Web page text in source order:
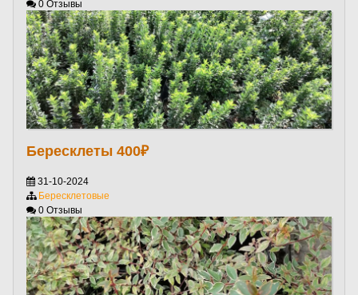
0 Отзывы
Бересклеты 400₽
31-10-2024
Бересклетовые
0 Отзывы